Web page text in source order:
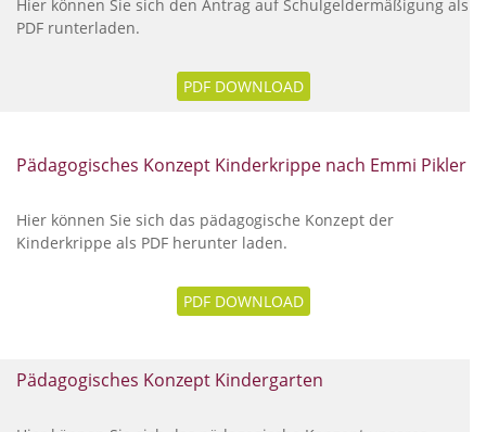
Hier können Sie sich den Antrag auf Schulgeldermäßigung als
PDF runterladen.
PDF DOWNLOAD
Pädagogisches Konzept Kinderkrippe nach Emmi Pikler
Hier können Sie sich das pädagogische Konzept der
Kinderkrippe als PDF herunter laden.
PDF DOWNLOAD
Pädagogisches Konzept Kindergarten